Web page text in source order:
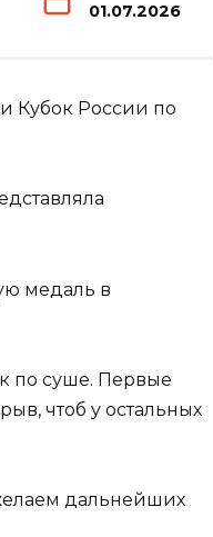
01.07.2026
Кубок России по
медаль в
по суше. Первые
чтоб у остальных
дальнейших